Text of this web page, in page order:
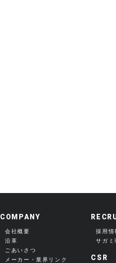
COMPANY
会社概要
沿革
ごあいさつ
メーカー・業界リンク
採用情
サガミ
CSR